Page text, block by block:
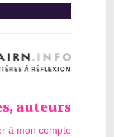
auteurs
à mon compte